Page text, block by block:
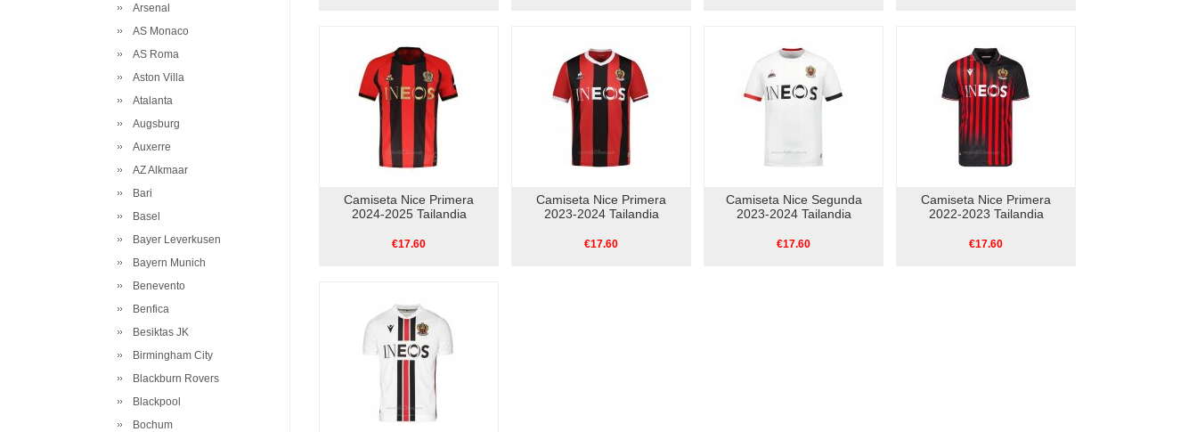
Arsenal
AS Monaco
AS Roma
Aston Villa
Atalanta
Augsburg
Auxerre
AZ Alkmaar
Bari
Basel
Bayer Leverkusen
Bayern Munich
Benevento
Benfica
Besiktas JK
Birmingham City
Blackburn Rovers
Blackpool
Bochum
Camiseta Nice Primera
2024-2025 Tailandia
€17.60
Camiseta Nice Primera
2023-2024 Tailandia
€17.60
Camiseta Nice Segunda
2023-2024 Tailandia
€17.60
Camiseta Nice Primera
2022-2023 Tailandia
€17.60